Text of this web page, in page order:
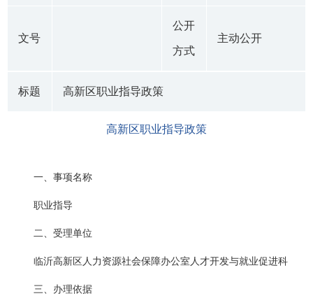
文号
公开
方式
主动公开
标题 高新区职业指导政策
高新区职业指导政策
一、事项名称
职业指导
二、受理单位
临沂高新区人力资源社会保障办公室人才开发与就业促进科
三、办理依据